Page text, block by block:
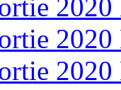
2020
2020
2020